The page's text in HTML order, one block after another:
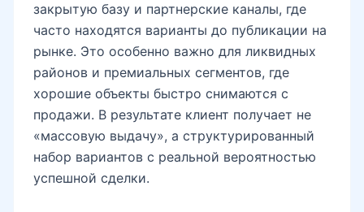
закрытую базу и партнерские каналы, где
часто находятся варианты до публикации на
рынке. Это особенно важно для ликвидных
районов и премиальных сегментов, где
хорошие объекты быстро снимаются с
продажи. В результате клиент получает не
«массовую выдачу», а структурированный
набор вариантов с реальной вероятностью
успешной сделки.